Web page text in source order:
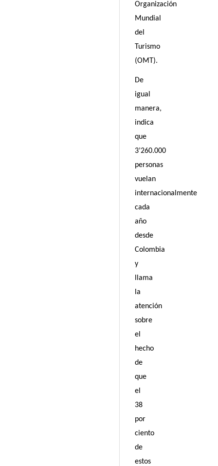
Organización
Mundial
del
Turismo
(OMT).
De
igual
manera,
indica
que
3’260.000
personas
vuelan
internacionalmente
cada
año
desde
Colombia
y
llama
la
atención
sobre
el
hecho
de
que
el
38
por
ciento
de
estos